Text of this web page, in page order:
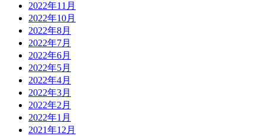
2022年11月
2022年10月
2022年8月
2022年7月
2022年6月
2022年5月
2022年4月
2022年3月
2022年2月
2022年1月
2021年12月